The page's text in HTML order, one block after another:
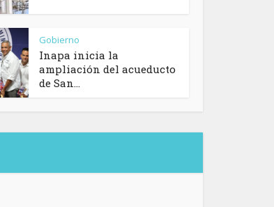
Gobierno
Inapa inicia la
ampliación del acueducto
de San...